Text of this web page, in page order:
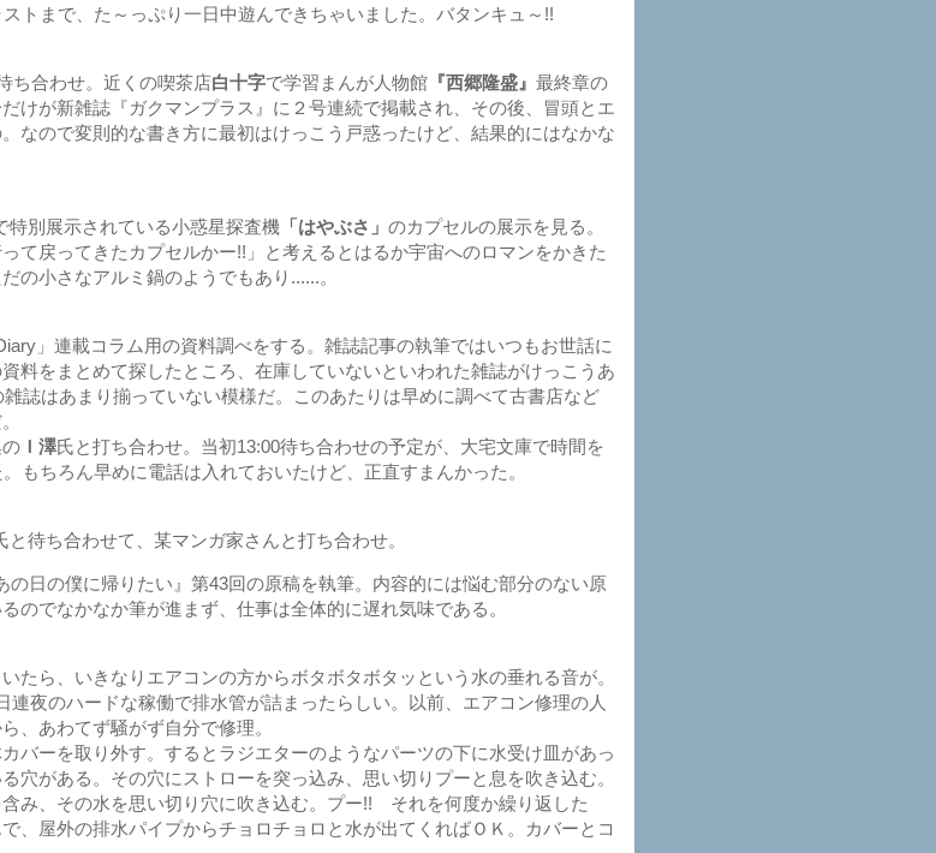
トまで、た～っぷり一日中遊んできちゃいました。バタンキュ～!!
ち合わせ。近くの喫茶店白十字で学習まんが人物館 『西郷隆盛』 最終章の
けが新雑誌『ガクマンプラス』に２号連続で掲載され、その後、冒頭とエ
なので変則的な書き方に最初はけっこう戸惑ったけど、結果的にはなかな
特別展示されている小惑星探査機 「はやぶさ」 のカプセルの展示を見る。
て戻ってきたカプセルかー!!」と考えるとはるか宇宙へのロマンをかきた
の小さなアルミ鍋のようでもあり......。
」連載コラム用の資料調べをする。雑誌記事の執筆ではいつもお世話に
料をまとめて探したところ、在庫していないといわれた雑誌がけっこうあ
誌はあまり揃っていない模様だ。このあたりは早めに調べて古書店など
Ｉ澤氏と打ち合わせ。当初13:00待ち合わせの予定が、大宅文庫で時間を
もちろん早めに電話は入れておいたけど、正直すまんかった。
待ち合わせて、某マンガ家さんと打ち合わせ。
日の僕に帰りたい』第43回の原稿を執筆。内容的には悩む部分のない原
のでなかなか筆が進まず、仕事は全体的に遅れ気味である。
ら、いきなりエアコンの方からボタボタボタッという水の垂れる音が。
夜のハードな稼働で排水管が詰まったらしい。以前、エアコン修理の人
、あわてず騒がず自分で修理。
バーを取り外す。するとラジエターのようなパーツの下に水受け皿があっ
穴がある。その穴にストローを突っ込み、思い切りプーと息を吹き込む。
み、その水を思い切り穴に吹き込む。プー!! それを何度か繰り返した
、屋外の排水パイプからチョロチョロと水が出てくればＯＫ。カバーとコ